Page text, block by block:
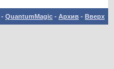
- QuantumMagic - Архив - Вверх